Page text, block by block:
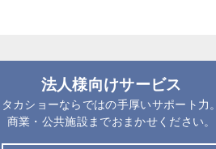
法人様向けサービス
タカショーならではの手厚いサポート力。
商業・公共施設までおまかせください。